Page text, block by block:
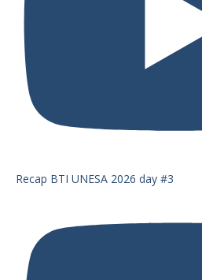
Recap BTI UNESA 2026 day #3